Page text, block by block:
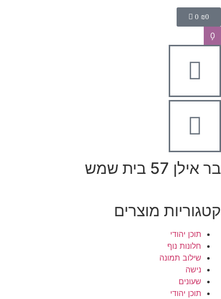
₪0
0
0
בר אילן 57 בית שמש
קטגוריות מוצרים
תוכן יהודי
חלונות נוף
שילוב תמונה
נישה
שעונים
תוכן יהודי